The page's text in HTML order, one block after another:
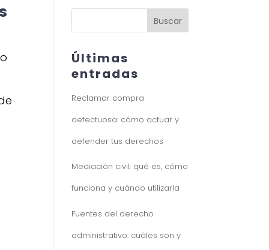
Buscar
Últimas
entradas
Reclamar compra
defectuosa: cómo actuar y
defender tus derechos
Mediación civil: qué es, cómo
funciona y cuándo utilizarla
Fuentes del derecho
administrativo: cuáles son y